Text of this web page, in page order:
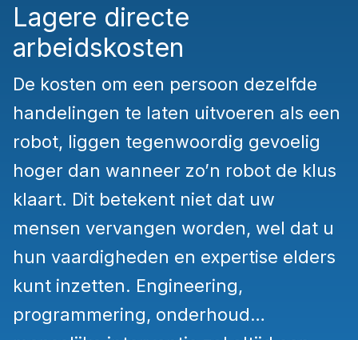
Lagere directe
arbeidskosten
De kosten om een persoon dezelfde
handelingen te laten uitvoeren als een
robot, liggen tegenwoordig gevoelig
hoger dan wanneer zo’n robot de klus
klaart. Dit betekent niet dat uw
mensen vervangen worden, wel dat u
hun vaardigheden en expertise elders
kunt inzetten. Engineering,
programmering, onderhoud…